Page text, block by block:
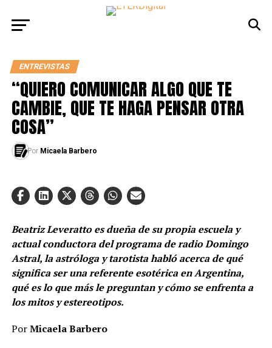
ENTREVISTAS
“QUIERO COMUNICAR ALGO QUE TE
CAMBIE, QUE TE HAGA PENSAR OTRA
COSA”
Por Micaela Barbero
Beatriz Leveratto es dueña de su propia escuela y
actual conductora del programa de radio Domingo
Astral, la astróloga y tarotista habló acerca de qué
significa ser una referente esotérica en Argentina,
qué es lo que más le preguntan y cómo se enfrenta a
los mitos y estereotipos.
PorMicaela Barbero